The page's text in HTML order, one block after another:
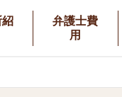
紹
弁護士費
用